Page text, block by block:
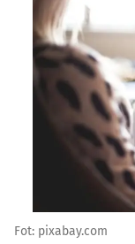
Fot: pixabay.com